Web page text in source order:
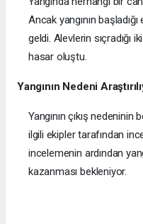
Ancak yangının
geldi. Alevlerin sıçradığı
hasar oluştu.
Yangının Nedeni
Yangının çıkış
ilgili ekipler tarafından
incelemenin ardından
kazanması bekleniyor.